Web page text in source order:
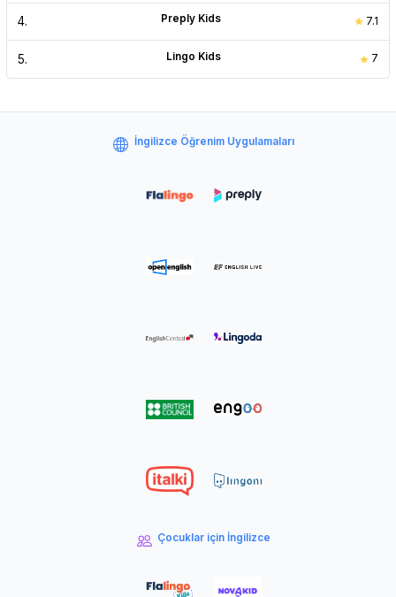
4. Preply Kids 7.1
5. Lingo Kids 7
İngilizce Öğrenim Uygulamaları
Çocuklar için İngilizce